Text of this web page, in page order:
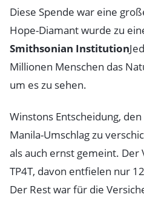
Diese Spende war eine
Hope-Diamant wurde zu
Smithsonian Institution
Millionen Menschen das
um es zu sehen.
Winstons Entscheidung,
Manila-Umschlag zu
als auch ernst gemeint. Der
TP4T, davon entfielen nur
Der Rest war für die